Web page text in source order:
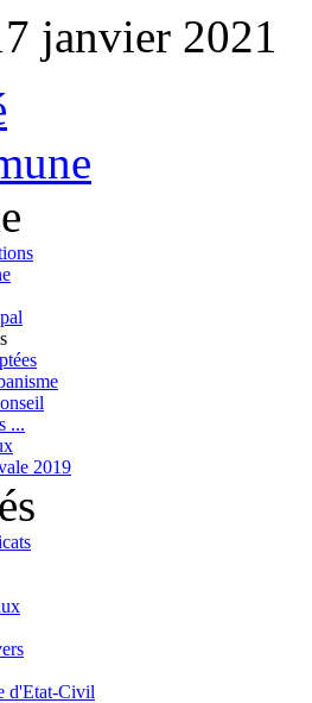
janvier 2021
...
2019
d'Etat-Civil